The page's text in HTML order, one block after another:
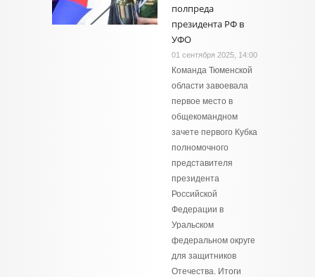
полпреда
президента РФ в
УФО
01 сентября 2025, 14:00
Команда Тюменской
области завоевала
первое место в
общекомандном
зачете первого Кубка
полномочного
представителя
президента
Российской
Федерации в
Уральском
федеральном округе
для защитников
Отечества. Итоги